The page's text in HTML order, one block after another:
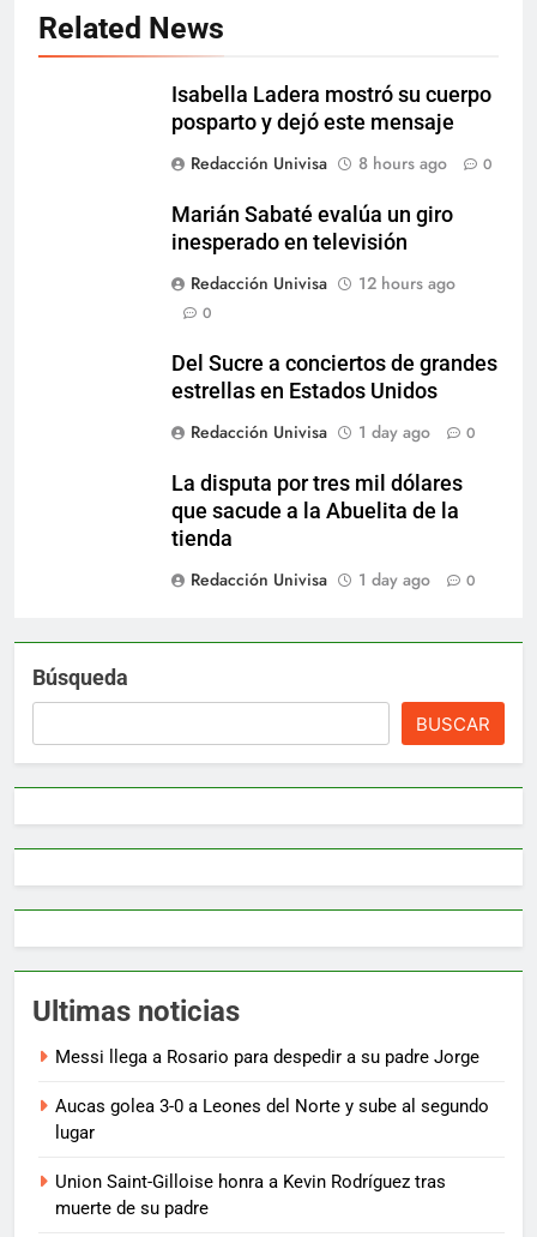
Related News
Isabella Ladera mostró su cuerpo
posparto y dejó este mensaje
Redacción Univisa
8 hours ago 0
Marián Sabaté evalúa un giro
inesperado en televisión
Redacción Univisa
12 hours ago
0
Del Sucre a conciertos de grandes
estrellas en Estados Unidos
Redacción Univisa
1 day ago 0
La disputa por tres mil dólares
que sacude a la Abuelita de la
tienda
Redacción Univisa
1 day ago 0
Búsqueda
BUSCAR
Ultimas noticias
Messi llega a Rosario para despedir a su padre Jorge
Aucas golea 3-0 a Leones del Norte y sube al segundo
lugar
Union Saint-Gilloise honra a Kevin Rodríguez tras
muerte de su padre